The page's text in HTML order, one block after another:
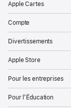
Apple Cartes
Compte
Divertissements
Apple Store
Pour les entreprises
Pour l’Éducation